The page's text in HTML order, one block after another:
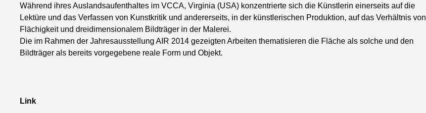
Während ihres Auslandsaufenthaltes im VCCA, Virginia (USA) konzentrierte sich die Künstlerin einerseits auf die
Lektüre und das Verfassen von Kunstkritik und andererseits, in der künstlerischen Produktion, auf das Verhältnis von
Flächigkeit und dreidimensionalem Bildträger in der Malerei.
Die im Rahmen der Jahresausstellung AIR 2014 gezeigten Arbeiten thematisieren die Fläche als solche und den
Bildträger als bereits vorgegebene reale Form und Objekt.
Link